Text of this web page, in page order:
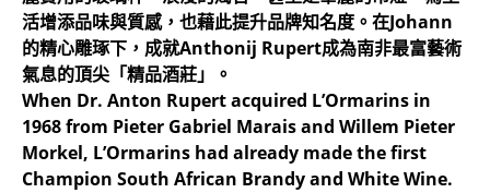
活增添品味與質感，也藉此提升品牌知名度。在Johann
的精心雕琢下，成就Anthonij Rupert成為南非最富藝術
氣息的頂尖「精品酒莊」。
When Dr. Anton Rupert acquired L’Ormarins in
1968 from Pieter Gabriel Marais and Willem Pieter
Morkel, L’Ormarins had already made the first
Champion South African Brandy and White Wine.